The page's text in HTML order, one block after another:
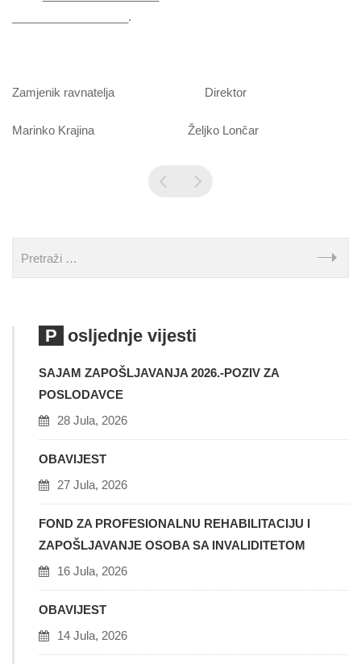
__________________.
Zamjenik ravnatelja Direktor
Marinko Krajina Željko Lončar
Posljednje vijesti
SAJAM ZAPOŠLJAVANJA 2026.-POZIV ZA
POSLODAVCE
28 Jula, 2026
OBAVIJEST
27 Jula, 2026
FOND ZA PROFESIONALNU REHABILITACIJU I
ZAPOŠLJAVANJE OSOBA SA INVALIDITETOM
16 Jula, 2026
OBAVIJEST
14 Jula, 2026